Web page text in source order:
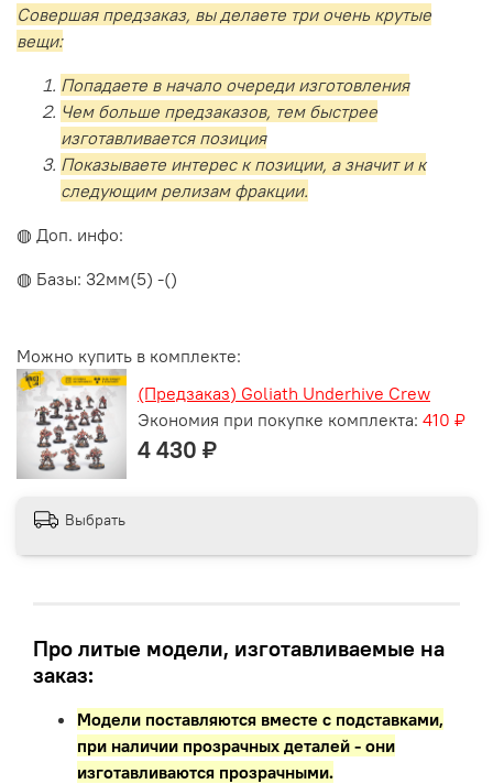
Совершая предзаказ, вы делаете три очень крутые
вещи:
Попадаете в начало очереди изготовления
Чем больше предзаказов, тем быстрее
изготавливается позиция
Показываете интерес к позиции, а значит и к
следующим релизам фракции.
◍ Доп. инфо:
◍ Базы: 32мм(5) -()
Выбрать
Можно купить в комплекте:
(Предзаказ) Goliath Underhive Crew
Экономия при покупке комплекта: 410 ₽
4 430 ₽
Про литые модели, изготавливаемые на
заказ:
Модели поставляются вместе с подставками,
при наличии прозрачных деталей - они
изготавливаются прозрачными.